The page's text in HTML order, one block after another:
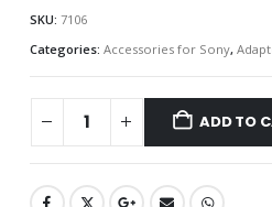
SKU: 7106
Categories: Accessories for Sony,
ADD TO